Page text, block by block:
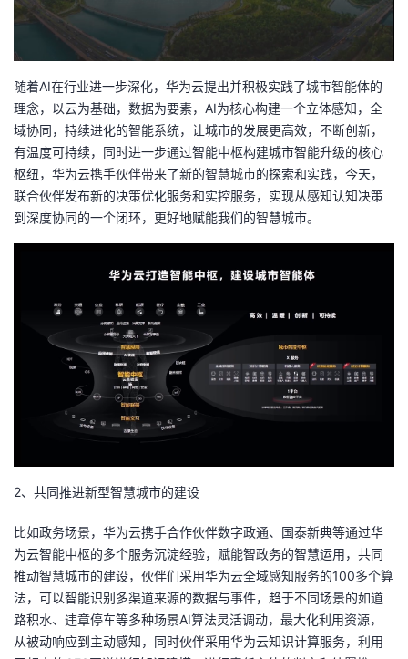
随着AI在行业进一步深化，华为云提出并积极实践了城市智能体的
理念，以云为基础，数据为要素，AI为核心构建一个立体感知，全
域协同，持续进化的智能系统，让城市的发展更高效，不断创新，
有温度可持续，同时进一步通过智能中枢构建城市智能升级的核心
枢纽，华为云携手伙伴带来了新的智慧城市的探索和实践，今天，
联合伙伴发布新的决策优化服务和实控服务，实现从感知认知决策
到深度协同的一个闭环，更好地赋能我们的智慧城市。
2、共同推进新型智慧城市的建设
比如政务场景，华为云携手合作伙伴数字政通、国泰新典等通过华
为云智能中枢的多个服务沉淀经验，赋能智政务的智慧运用，共同
推动智慧城市的建设，伙伴们采用华为云全域感知服务的100多个算
法，可以智能识别多渠道来源的数据与事件，趋于不同场景的如道
路积水、违章停车等多种场景AI算法灵活调动，最大化利用资源，
从被动响应到主动感知，同时伙伴采用华为云知识计算服务，利用